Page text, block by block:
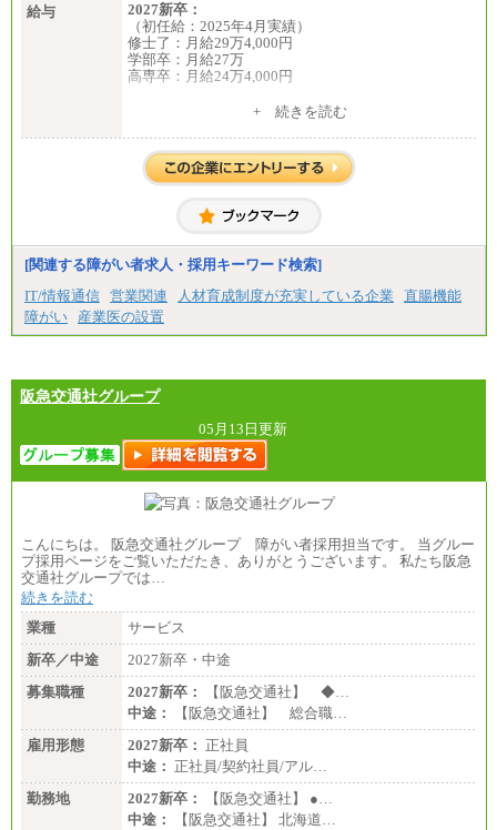
給与
2027新卒：
（初任給：2025年4月実績）
修士了：月給29万4,000円
学部卒：月給27万
高専卒：月給24万4,000円
月給 250,000円～350,000円
想定年収 420万円～600万円
入社時の処遇（基本給・賞与）は経験・スキルを考
経験・スキルによっては、記載額を超える場合もあ
※試用期間中も給与に変更はございません。
+ 続きを読む
[関連する障がい者求人・採用キーワード検索]
IT/情報通信 営業関連 人材育成制度が充実している企業
直腸機能
障がい
産業医の設置
阪急交通社グループ
05月13日更新
こんにちは。 阪急交通社グループ 障がい者採用担当です。 当グルー
プ採用ページをご覧いただたき、ありがとうございます。 私たち阪急
交通社グループでは…
続きを読む
業種
サービス
新卒／中途
2027新卒・中途
募集職種
2027新卒：
【阪急交通社】 ◆…
中途：
【阪急交通社】 総合職…
雇用形態
2027新卒： 正社員
中途： 正社員/契約社員/アル…
勤務地
2027新卒：
【阪急交通社】 ●…
中途：
【阪急交通社】 北海道…